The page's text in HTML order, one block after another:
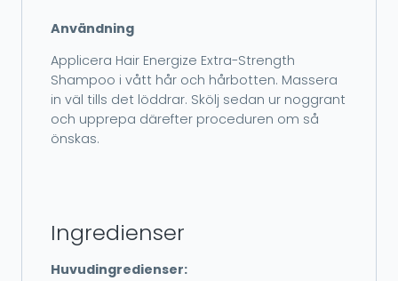
Användning
Applicera Hair Energize Extra-Strength
Shampoo i vått hår och hårbotten. Massera
in väl tills det löddrar. Skölj sedan ur noggrant
och upprepa därefter proceduren om så
önskas.
Ingredienser
Huvudingredienser: